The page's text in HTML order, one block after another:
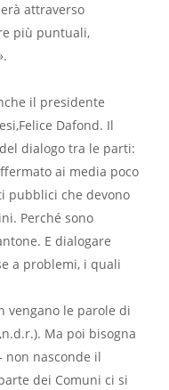
attraverso
più puntuali,
il presidente
Felice Dafond. Il
dialogo tra le parti:
ai media poco
pubblici che devono
Perché sono
E dialogare
a problemi, i quali
vengano le parole di
n.d.r.). Ma poi bisogna
non nasconde il
dei Comuni ci si